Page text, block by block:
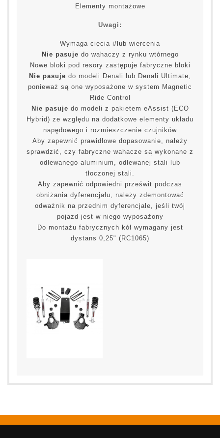
Elementy montażowe
Uwagi:
Wymaga cięcia i/lub wiercenia
Nie pasuje do wahaczy z rynku wtórnego
Nowe bloki pod resory zastępuje fabryczne bloki
Nie pasuje do modeli Denali lub Denali Ultimate,
ponieważ są one wyposażone w system Magnetic
Ride Control
Nie pasuje do modeli z pakietem eAssist (ECO
Hybrid) ze względu na dodatkowe elementy układu
napędowego i rozmieszczenie czujników
Aby zapewnić prawidłowe dopasowanie, należy
sprawdzić, czy fabryczne wahacze są wykonane z
odlewanego aluminium, odlewanej stali lub
tłoczonej stali.
Aby zapewnić odpowiedni prześwit podczas
obniżania dyferencjału, należy zdemontować
odważnik na przednim dyferencjale, jeśli twój
pojazd jest w niego wyposażony
Do montażu fabrycznych kół wymagany jest
dystans 0,25" (RC1065)